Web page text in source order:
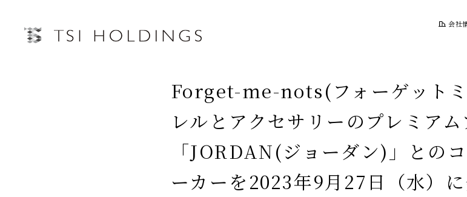
会社
IRトップページ
経営情報
第三者IRレポート
株式について
株式情報
株主総会
Forget-me-nots(フォーゲット
レルとアクセサリーのプレミアム
「JORDAN(ジョーダン)」との
ーカーを2023年9月27日（水）に